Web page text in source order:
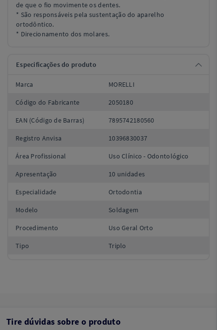
de que o fio movimente os dentes.
* São responsáveis pela sustentação do aparelho
ortodôntico.
* Direcionamento dos molares.
Especificações do produto
Marca MORELLI
Código do Fabricante 2050180
EAN (Código de Barras) 7895742180560
Registro Anvisa 10396830037
Área Profissional Uso Clínico - Odontológico
Apresentação 10 unidades
Especialidade Ortodontia
Modelo Soldagem
Procedimento Uso Geral Orto
Tipo Triplo
Tire dúvidas sobre o produto